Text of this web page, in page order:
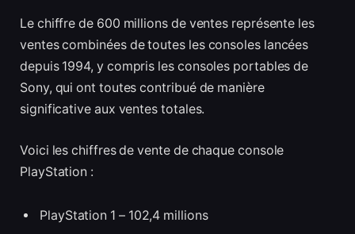
Le chiffre de 600 millions de ventes représente les
ventes combinées de toutes les consoles lancées
depuis 1994, y compris les consoles portables de
Sony, qui ont toutes contribué de manière
significative aux ventes totales.
Voici les chiffres de vente de chaque console
PlayStation :
PlayStation 1 – 102,4 millions